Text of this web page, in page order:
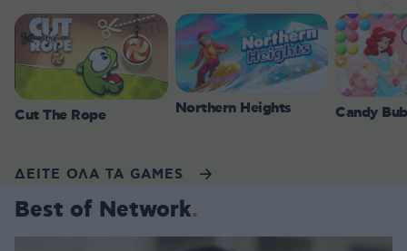
Cut The Rope Northern Heights Candy
ΔΕΙΤΕ ΟΛΑ ΤΑ GAMES
Best of Network